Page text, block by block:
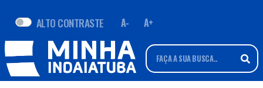
ALTO CONTRASTE A- A+